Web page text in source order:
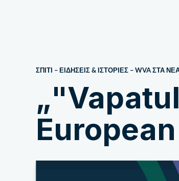
ΣΠΙΤΙ –ΕΙΔΗΣΕΙΣ & ΙΣΤΟΡΙΕΣ –WVA ΣΤΑ